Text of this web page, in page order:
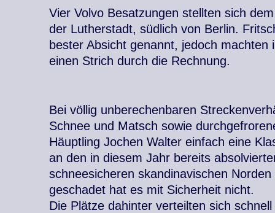
Vier Volvo Besatzungen stellten sich
der Lutherstadt, südlich von Berlin.
bester Absicht genannt, jedoch machten
einen Strich durch die Rechnung.
Bei völlig unberechenbaren
Schnee und Matsch sowie
Häuptling Jochen Walter einfach eine
an den in diesem Jahr bereits
schneesicheren skandinavischen
geschadet hat es mit Sicherheit nicht.
Die Plätze dahinter verteilten sich